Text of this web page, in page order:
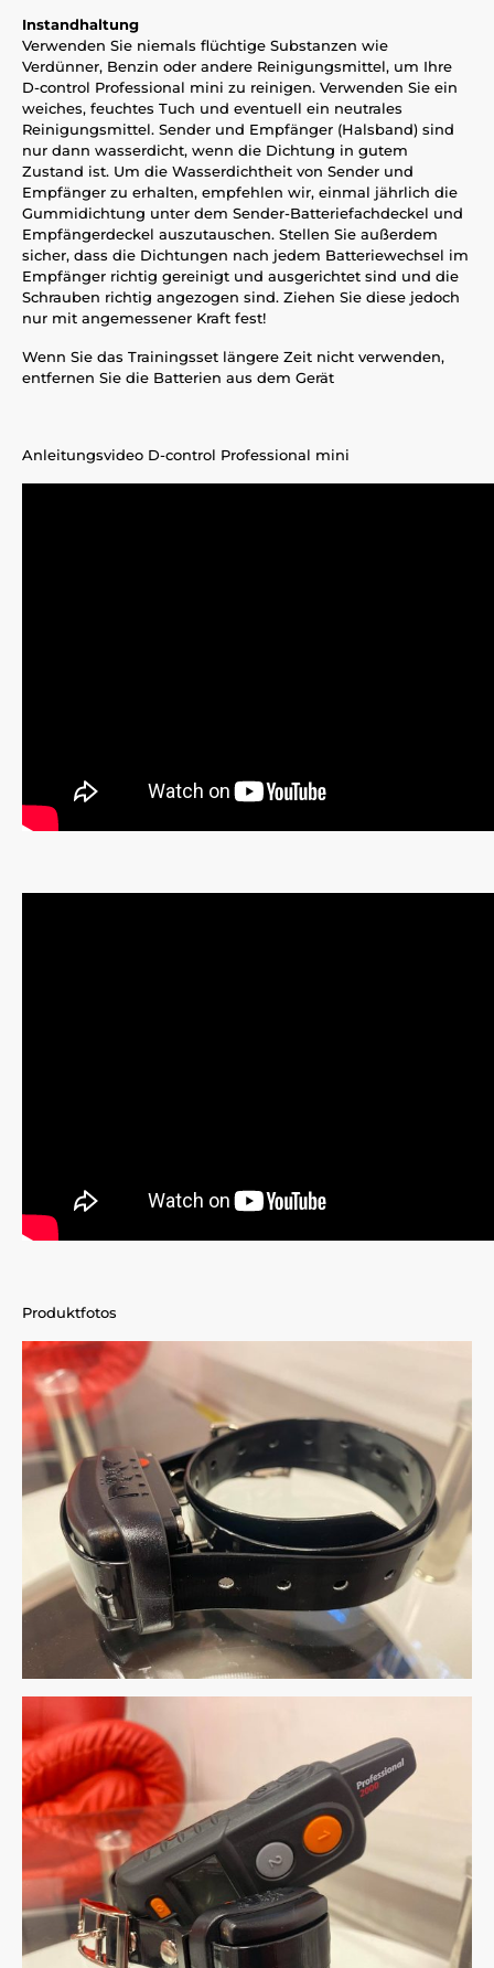
Instandhaltung
Verwenden Sie niemals flüchtige Substanzen wie
Verdünner, Benzin oder andere Reinigungsmittel, um Ihre
D-control Professional mini zu reinigen. Verwenden Sie ein
weiches, feuchtes Tuch und eventuell ein neutrales
Reinigungsmittel. Sender und Empfänger (Halsband) sind
nur dann wasserdicht, wenn die Dichtung in gutem
Zustand ist. Um die Wasserdichtheit von Sender und
Empfänger zu erhalten, empfehlen wir, einmal jährlich die
Gummidichtung unter dem Sender-Batteriefachdeckel und
Empfängerdeckel auszutauschen. Stellen Sie außerdem
sicher, dass die Dichtungen nach jedem Batteriewechsel im
Empfänger richtig gereinigt und ausgerichtet sind und die
Schrauben richtig angezogen sind. Ziehen Sie diese jedoch
nur mit angemessener Kraft fest!
Wenn Sie das Trainingsset längere Zeit nicht verwenden,
entfernen Sie die Batterien aus dem Gerät
Anleitungsvideo D-control Professional mini
Produktfotos